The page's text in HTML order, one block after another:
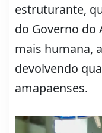
estruturante,
do Governo do
mais humana,
devolvendo
amapaenses.